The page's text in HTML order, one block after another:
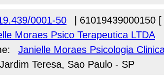
0001-50
| 61019439000150
Moraes Psico Terapeutica LTDA
Janielle Moraes Psicologia
Teresa, Sao Paulo - SP